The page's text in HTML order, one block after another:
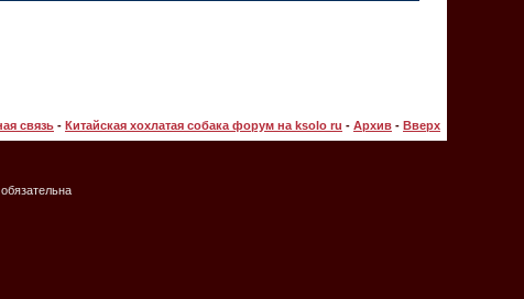
связь - Китайская хохлатая собака форум на ksolo ru - Архив - Вверх